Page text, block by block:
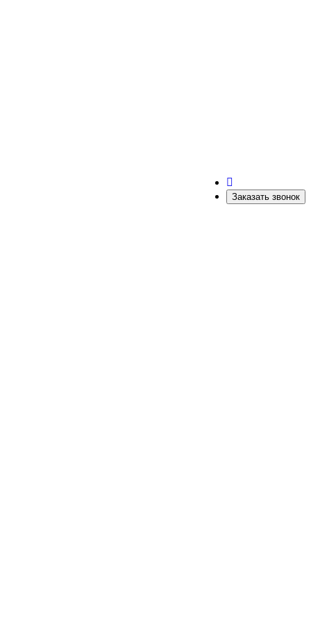
Заказать звонок